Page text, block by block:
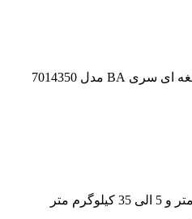
ترکمتر تقه ای و جغجغه ای سری BA مدل 7014350